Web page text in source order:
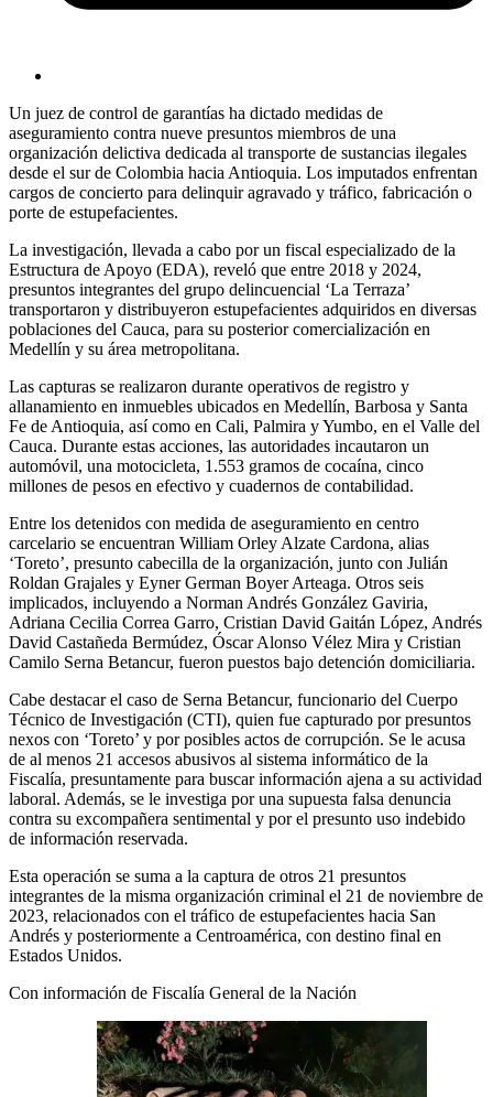
Un juez de control de garantías ha dictado medidas de
aseguramiento contra nueve presuntos miembros de una
organización delictiva dedicada al transporte de sustancias ilegales
desde el sur de Colombia hacia Antioquia. Los imputados enfrentan
cargos de concierto para delinquir agravado y tráfico, fabricación o
porte de estupefacientes.
La investigación, llevada a cabo por un fiscal especializado de la
Estructura de Apoyo (EDA), reveló que entre 2018 y 2024,
presuntos integrantes del grupo delincuencial ‘La Terraza’
transportaron y distribuyeron estupefacientes adquiridos en diversas
poblaciones del Cauca, para su posterior comercialización en
Medellín y su área metropolitana.
Las capturas se realizaron durante operativos de registro y
allanamiento en inmuebles ubicados en Medellín, Barbosa y Santa
Fe de Antioquia, así como en Cali, Palmira y Yumbo, en el Valle del
Cauca. Durante estas acciones, las autoridades incautaron un
automóvil, una motocicleta, 1.553 gramos de cocaína, cinco
millones de pesos en efectivo y cuadernos de contabilidad.
Entre los detenidos con medida de aseguramiento en centro
carcelario se encuentran William Orley Alzate Cardona, alias
‘Toreto’, presunto cabecilla de la organización, junto con Julián
Roldan Grajales y Eyner German Boyer Arteaga. Otros seis
implicados, incluyendo a Norman Andrés González Gaviria,
Adriana Cecilia Correa Garro, Cristian David Gaitán López, Andrés
David Castañeda Bermúdez, Óscar Alonso Vélez Mira y Cristian
Camilo Serna Betancur, fueron puestos bajo detención domiciliaria.
Cabe destacar el caso de Serna Betancur, funcionario del Cuerpo
Técnico de Investigación (CTI), quien fue capturado por presuntos
nexos con ‘Toreto’ y por posibles actos de corrupción. Se le acusa
de al menos 21 accesos abusivos al sistema informático de la
Fiscalía, presuntamente para buscar información ajena a su actividad
laboral. Además, se le investiga por una supuesta falsa denuncia
contra su excompañera sentimental y por el presunto uso indebido
de información reservada.
Esta operación se suma a la captura de otros 21 presuntos
integrantes de la misma organización criminal el 21 de noviembre de
2023, relacionados con el tráfico de estupefacientes hacia San
Andrés y posteriormente a Centroamérica, con destino final en
Estados Unidos.
Con información de Fiscalía General de la Nación